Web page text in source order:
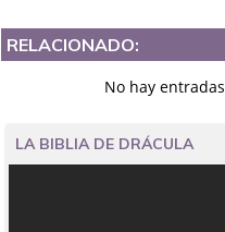
RELACIONADO:
No hay entradas
LA BIBLIA DE DRÁCULA